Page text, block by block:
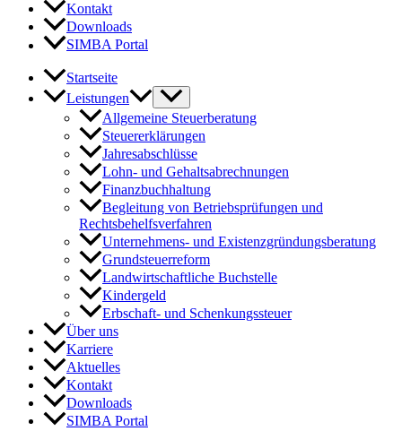
Kontakt
Downloads
SIMBA Portal
Startseite
Leistungen
Allgemeine Steuerberatung
Steuererklärungen
Jahresabschlüsse
Lohn- und Gehaltsabrechnungen
Finanzbuchhaltung
Begleitung von Betriebsprüfungen und
Rechtsbehelfsverfahren
Unternehmens- und Existenzgründungsberatung
Grundsteuerreform
Landwirtschaftliche Buchstelle
Kindergeld
Erbschaft- und Schenkungssteuer
Über uns
Karriere
Aktuelles
Kontakt
Downloads
SIMBA Portal